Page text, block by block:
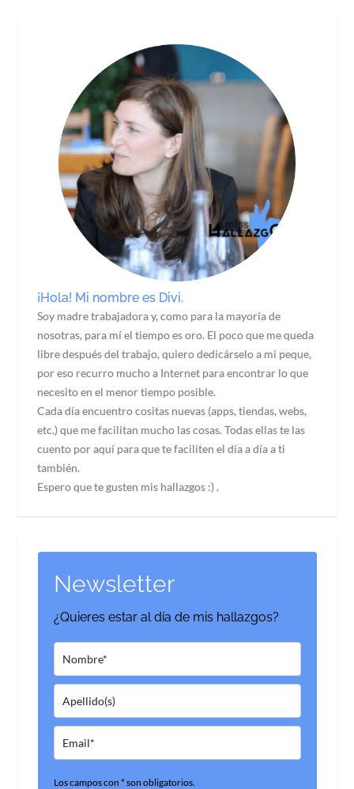
¡Hola! Mi nombre es Divi.
Soy madre trabajadora y, como para la mayoría de
nosotras, para mí el tiempo es oro. El poco que me queda
libre después del trabajo, quiero dedicárselo a mi peque,
por eso recurro mucho a Internet para encontrar lo que
necesito en el menor tiempo posible.
Cada día encuentro cositas nuevas (apps, tiendas, webs,
etc.) que me facilitan mucho las cosas. Todas ellas te las
cuento por aquí para que te faciliten el día a día a ti
también.
Espero que te gusten mis hallazgos :) .
Newsletter
¿Quieres estar al día de mis hallazgos?
Los campos con * son obligatorios.